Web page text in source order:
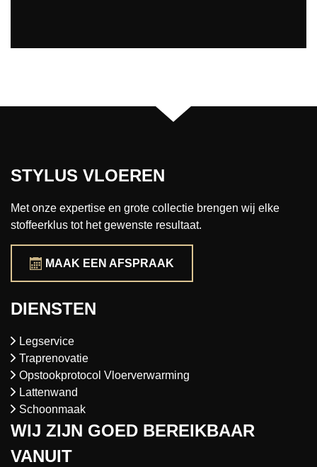
STYLUS VLOEREN
Met onze expertise en grote collectie brengen wij elke
stoffeerklus tot het gewenste resultaat.
MAAK EEN AFSPRAAK
DIENSTEN
Legservice
Traprenovatie
Opstookprotocol Vloerverwarming
Lattenwand
Schoonmaak
WIJ ZIJN GOED BEREIKBAAR
VANUIT